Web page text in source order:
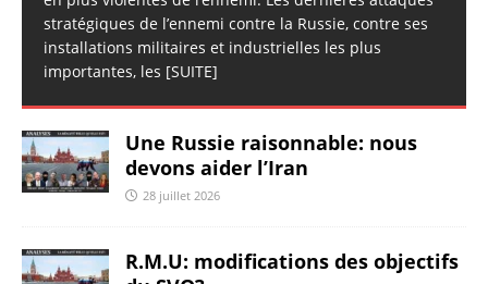
stratégiques de l’ennemi contre la Russie, contre ses
installations militaires et industrielles les plus
importantes, les [SUITE]
Une Russie raisonnable: nous
devons aider l’Iran
28 juillet 2026
R.M.U: modifications des objectifs